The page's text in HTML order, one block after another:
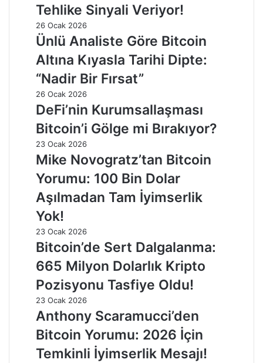
Tehlike Sinyali Veriyor!
26 Ocak 2026
Ünlü Analiste Göre Bitcoin
Altına Kıyasla Tarihi Dipte:
“Nadir Bir Fırsat”
26 Ocak 2026
DeFi’nin Kurumsallaşması
Bitcoin’i Gölge mi Bırakıyor?
23 Ocak 2026
Mike Novogratz’tan Bitcoin
Yorumu: 100 Bin Dolar
Aşılmadan Tam İyimserlik
Yok!
23 Ocak 2026
Bitcoin’de Sert Dalgalanma:
665 Milyon Dolarlık Kripto
Pozisyonu Tasfiye Oldu!
23 Ocak 2026
Anthony Scaramucci’den
Bitcoin Yorumu: 2026 İçin
Temkinli İyimserlik Mesajı!